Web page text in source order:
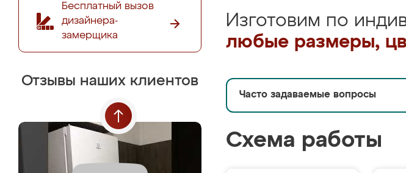
Бесплатный вызов
дизайнера-
замерщика
Отзывы наших клиентов
Изготовим по
любые размеры,
Часто задаваемые вопросы
Схема работы